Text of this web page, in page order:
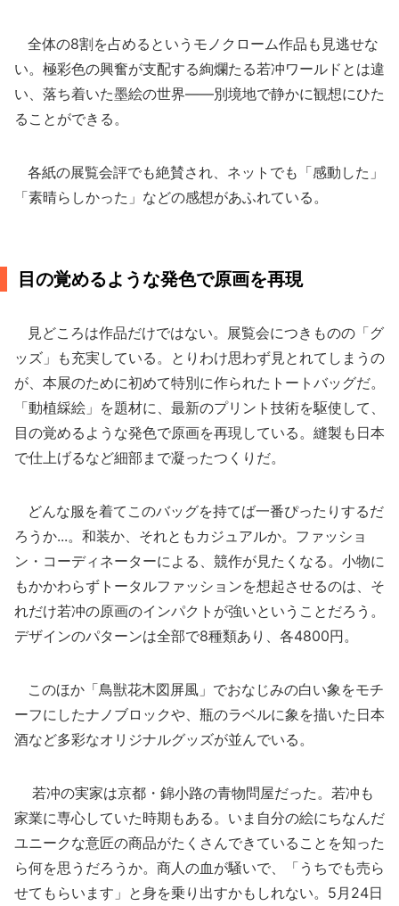
全体の8割を占めるというモノクローム作品も見逃せな
い。極彩色の興奮が支配する絢爛たる若冲ワールドとは違
い、落ち着いた墨絵の世界――別境地で静かに観想にひた
ることができる。
各紙の展覧会評でも絶賛され、ネットでも「感動した」
「素晴らしかった」などの感想があふれている。
目の覚めるような発色で原画を再現
見どころは作品だけではない。展覧会につきものの「グ
ッズ」も充実している。とりわけ思わず見とれてしまうの
が、本展のために初めて特別に作られたトートバッグだ。
「動植綵絵」を題材に、最新のプリント技術を駆使して、
目の覚めるような発色で原画を再現している。縫製も日本
で仕上げるなど細部まで凝ったつくりだ。
どんな服を着てこのバッグを持てば一番ぴったりするだ
ろうか...。和装か、それともカジュアルか。ファッショ
ン・コーディネーターによる、競作が見たくなる。小物に
もかかわらずトータルファッションを想起させるのは、そ
れだけ若冲の原画のインパクトが強いということだろう。
デザインのパターンは全部で8種類あり、各4800円。
このほか「鳥獣花木図屏風」でおなじみの白い象をモチ
ーフにしたナノブロックや、瓶のラベルに象を描いた日本
酒など多彩なオリジナルグッズが並んでいる。
若冲の実家は京都・錦小路の青物問屋だった。若冲も
家業に専心していた時期もある。いま自分の絵にちなんだ
ユニークな意匠の商品がたくさんできていることを知った
ら何を思うだろうか。商人の血が騒いで、「うちでも売ら
せてもらいます」と身を乗り出すかもしれない。5月24日